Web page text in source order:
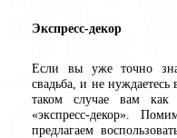
Экспресс-декор
Если вы уже точно
свадьба, и не нуждаетесь
таком случае вам как
«экспресс-декор».
предлагаем